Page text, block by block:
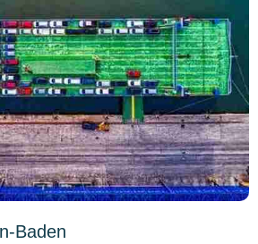
Baden